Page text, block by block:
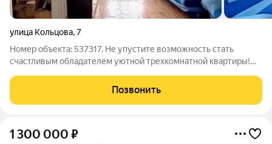
улица Кольцова,7
Номер объекта: 537317. Не упустите возможность стать
счастливым обладателем уютной трехкомнатной квартиры!
удобство жилья. Квартира расположена на 4 этаже 5-этажного
дома и имеет общую площадь
Позвонить
1 300 000 ₽